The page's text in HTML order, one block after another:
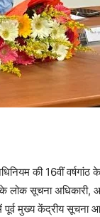
की 16वीं वर्षगांठ
लोक सूचना अधिकारी,
मुख्य केंद्रीय सूचना